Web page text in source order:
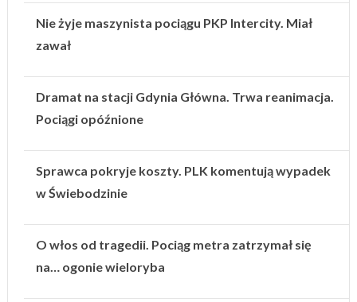
Nie żyje maszynista pociągu PKP Intercity. Miał
zawał
Dramat na stacji Gdynia Główna. Trwa reanimacja.
Pociągi opóźnione
Sprawca pokryje koszty. PLK komentują wypadek
w Świebodzinie
O włos od tragedii. Pociąg metra zatrzymał się
na… ogonie wieloryba